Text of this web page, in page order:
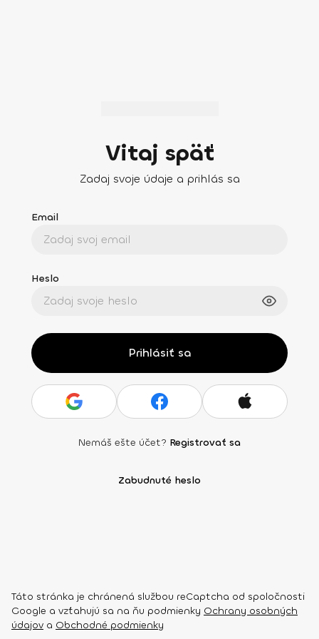
Vitaj späť
Zadaj svoje údaje a prihlás sa
Email
Heslo
Prihlásiť sa
Nemáš ešte účet? Registrovať sa
Zabudnuté heslo
Táto stránka je chránená službou reCaptcha od spoločnosti
Google a vzťahujú sa na ňu podmienky Ochrany osobných
údajov a Obchodné podmienky